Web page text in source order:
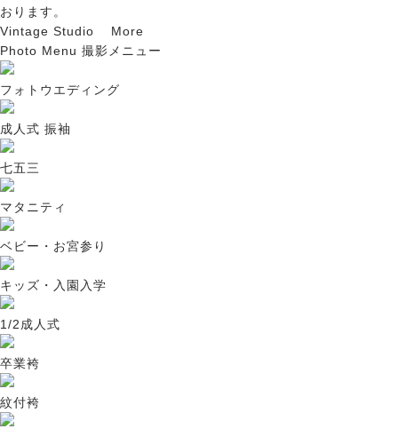
おります。
Vintage Studio
More
Photo Menu 撮影メニュー
フォトウエディング
成人式 振袖
七五三
マタニティ
ベビー・お宮参り
キッズ・入園入学
1/2成人式
卒業袴
紋付袴